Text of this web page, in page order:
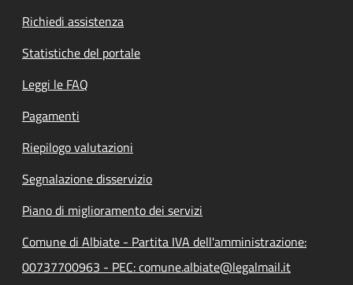
Richiedi assistenza
Statistiche del portale
Leggi le FAQ
Pagamenti
Riepilogo valutazioni
Segnalazione disservizio
Piano di miglioramento dei servizi
Comune di Albiate - Partita IVA dell'amministrazione:
00737700963 - PEC: comune.albiate@legalmail.it